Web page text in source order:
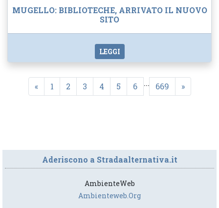
MUGELLO: BIBLIOTECHE, ARRIVATO IL NUOVO
SITO
LEGGI
« 1 2 3 4 5 6 ... 669 »
Aderiscono a Stradaalternativa.it
AmbienteWeb
Ambienteweb.org